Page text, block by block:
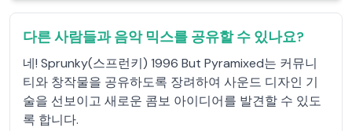
다른 사람들과 음악 믹스를 공유할 수 있나요?
네! Sprunky(스프런키) 1996 But Pyramixed는 커뮤니
티와 창작물을 공유하도록 장려하여 사운드 디자인 기
술을 선보이고 새로운 콤보 아이디어를 발견할 수 있도
록 합니다.